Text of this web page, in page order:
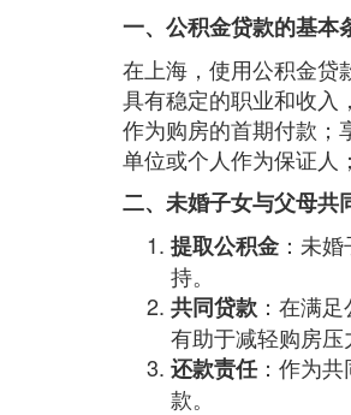
一、公积金贷款的基本
在上海，使用公积金贷
具有稳定的职业和收入
作为购房的首期付款；
单位或个人作为保证人
二、未婚子女与父母共
提取公积金 ：未
持。
共同贷款 ：在满
有助于减轻购房压
还款责任：作为共
款。